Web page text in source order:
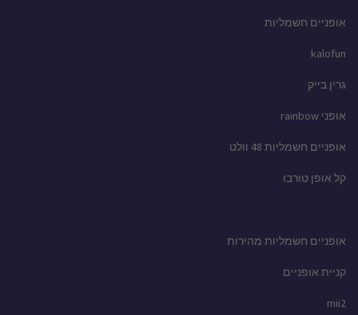
אופניים חשמליות
kalofun
גרין בייק
אופני rainbow
אופניים חשמליות 48 וולט
קל אופן טורבו
אופניים חשמליות מהירות
קניית אופניים
mii2